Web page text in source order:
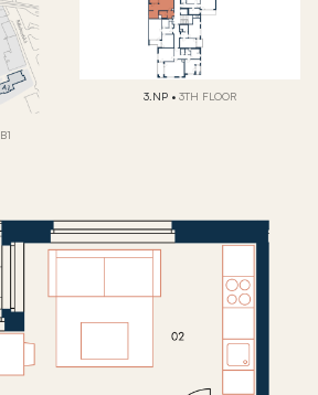
3.NP • 3TH FLOOR